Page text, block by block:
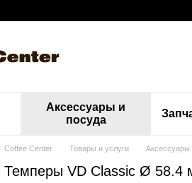
Аксессуары и
посуда
Coffee Center Товары и услуги Аксессуары
Темперы VD Classic Ø 58.4